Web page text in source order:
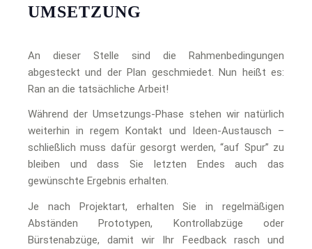
UMSETZUNG
An dieser Stelle sind die Rahmenbedingungen
abgesteckt und der Plan geschmiedet. Nun heißt es:
Ran an die tatsächliche Arbeit!
Während der Umsetzungs-Phase stehen wir natürlich
weiterhin in regem Kontakt und Ideen-Austausch –
schließlich muss dafür gesorgt werden, “auf Spur” zu
bleiben und dass Sie letzten Endes auch das
gewünschte Ergebnis erhalten.
Je nach Projektart, erhalten Sie in regelmäßigen
Abständen Prototypen, Kontrollabzüge oder
Bürstenabzüge, damit wir Ihr Feedback rasch und